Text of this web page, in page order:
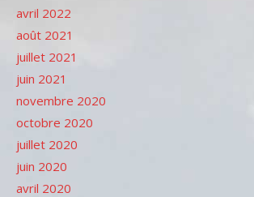
avril 2022
août 2021
juillet 2021
juin 2021
novembre 2020
octobre 2020
juillet 2020
juin 2020
avril 2020